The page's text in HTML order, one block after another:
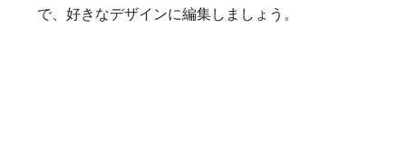
で、好きなデザインに編集しましょう。